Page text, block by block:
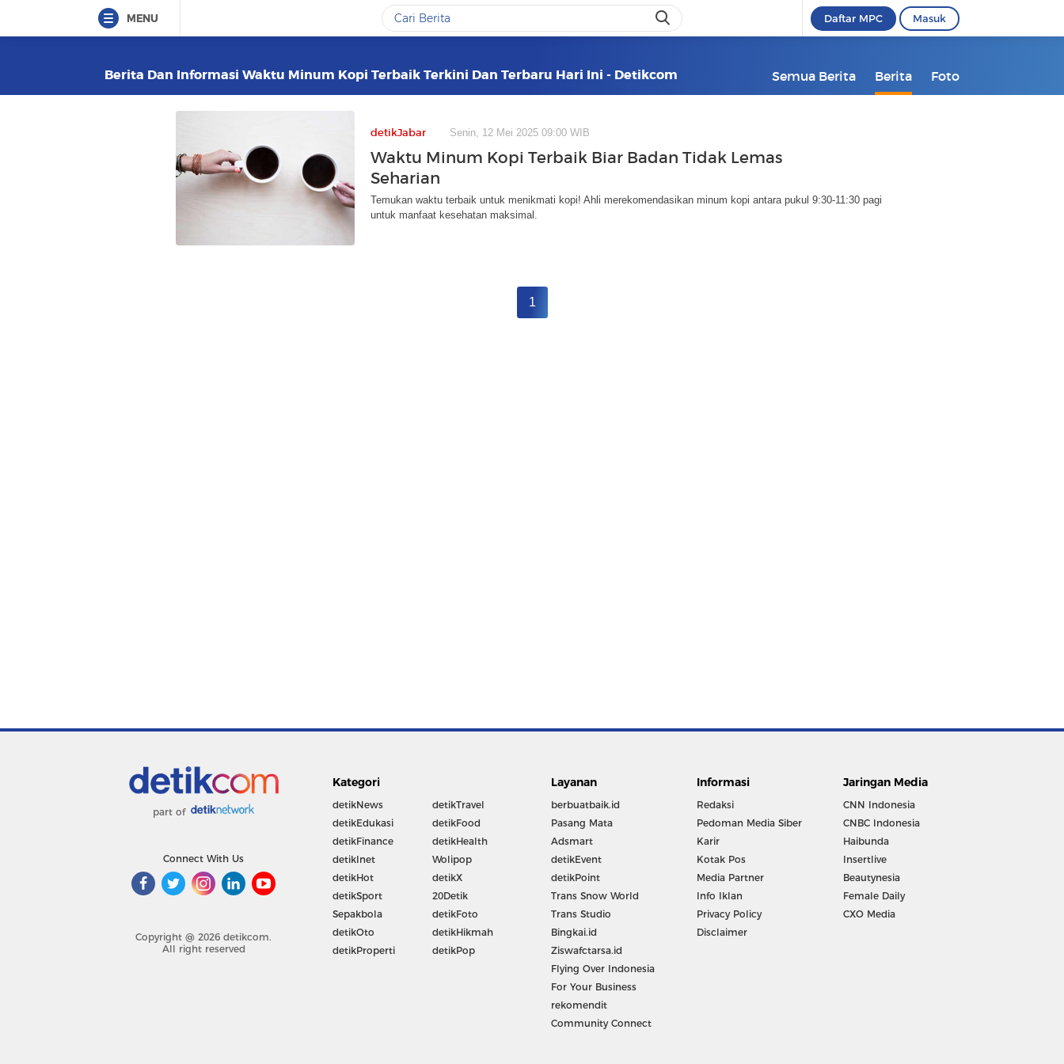
MENU Daftar MPC Masuk
Berita Dan Informasi Waktu Minum Kopi Terbaik Terkini Dan Terbaru Hari Ini - Detikcom Semua Berita Berita Foto
detikJabar Senin, 12 Mei 2025 09:00 WIB
Waktu Minum Kopi Terbaik Biar Badan Tidak Lemas
Seharian
Temukan waktu terbaik untuk menikmati kopi! Ahli merekomendasikan minum kopi antara pukul 9:30-11:30 pagi
untuk manfaat kesehatan maksimal.
1
part of
Connect With Us
Copyright @ 2026 detikcom.
All right reserved
Kategori
detikNews
detikEdukasi
detikFinance
detikInet
detikHot
detikSport
Sepakbola
detikOto
detikProperti
detikTravel
detikFood
detikHealth
Wolipop
detikX
20Detik
detikFoto
detikHikmah
detikPop
Layanan
berbuatbaik.id
Pasang Mata
Adsmart
detikEvent
detikPoint
Trans Snow World
Trans Studio
Bingkai.id
Ziswafctarsa.id
Flying Over Indonesia
For Your Business
rekomendit
Community Connect
Informasi
Redaksi
Pedoman Media Siber
Karir
Kotak Pos
Media Partner
Info Iklan
Privacy Policy
Disclaimer
Jaringan Media
CNN Indonesia
CNBC Indonesia
Haibunda
Insertlive
Beautynesia
Female Daily
CXO Media